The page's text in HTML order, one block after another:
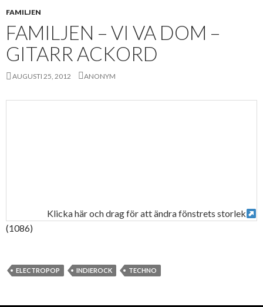
FAMILJEN
FAMILJEN – VI VA DOM –
GITARR ACKORD
AUGUSTI 25, 2012 ANONYM
Klicka här och drag för att ändra fönstrets storlek
(1086)
ELECTROPOP INDIEROCK TECHNO